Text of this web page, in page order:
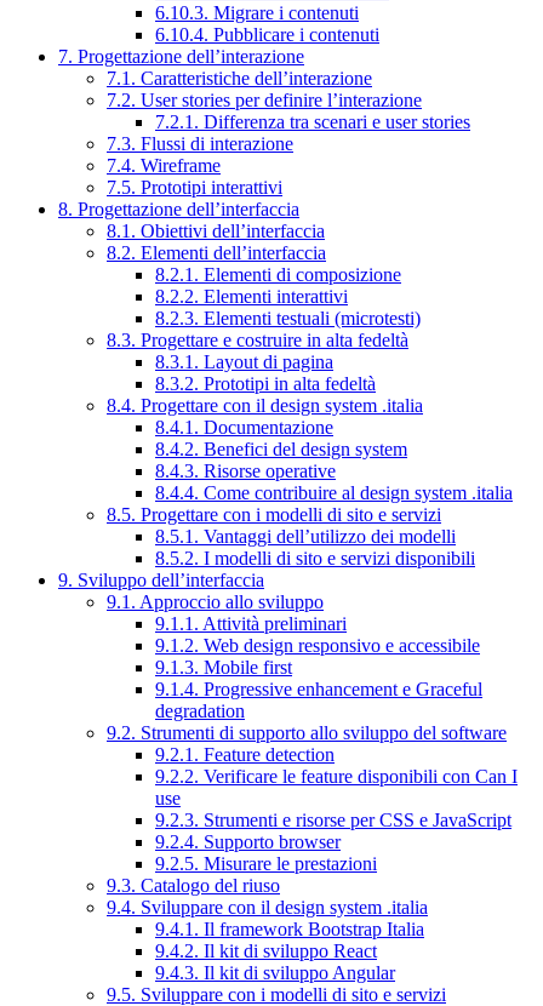
6.10.3. Migrare i contenuti
6.10.4. Pubblicare i contenuti
7. Progettazione dell’interazione
7.1. Caratteristiche dell’interazione
7.2. User stories per definire l’interazione
7.2.1. Differenza tra scenari e user stories
7.3. Flussi di interazione
7.4. Wireframe
7.5. Prototipi interattivi
8. Progettazione dell’interfaccia
8.1. Obiettivi dell’interfaccia
8.2. Elementi dell’interfaccia
8.2.1. Elementi di composizione
8.2.2. Elementi interattivi
8.2.3. Elementi testuali (microtesti)
8.3. Progettare e costruire in alta fedeltà
8.3.1. Layout di pagina
8.3.2. Prototipi in alta fedeltà
8.4. Progettare con il design system .italia
8.4.1. Documentazione
8.4.2. Benefici del design system
8.4.3. Risorse operative
8.4.4. Come contribuire al design system .italia
8.5. Progettare con i modelli di sito e servizi
8.5.1. Vantaggi dell’utilizzo dei modelli
8.5.2. I modelli di sito e servizi disponibili
9. Sviluppo dell’interfaccia
9.1. Approccio allo sviluppo
9.1.1. Attività preliminari
9.1.2. Web design responsivo e accessibile
9.1.3. Mobile first
9.1.4. Progressive enhancement e Graceful
degradation
9.2. Strumenti di supporto allo sviluppo del software
9.2.1. Feature detection
9.2.2. Verificare le feature disponibili con Can I
use
9.2.3. Strumenti e risorse per CSS e JavaScript
9.2.4. Supporto browser
9.2.5. Misurare le prestazioni
9.3. Catalogo del riuso
9.4. Sviluppare con il design system .italia
9.4.1. Il framework Bootstrap Italia
9.4.2. Il kit di sviluppo React
9.4.3. Il kit di sviluppo Angular
9.5. Sviluppare con i modelli di sito e servizi